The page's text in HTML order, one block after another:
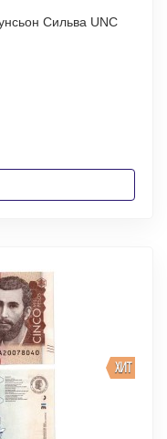
Колумбия 5000 песо 2017 Хосе Асунсьон Сильва UNC
ХИТ